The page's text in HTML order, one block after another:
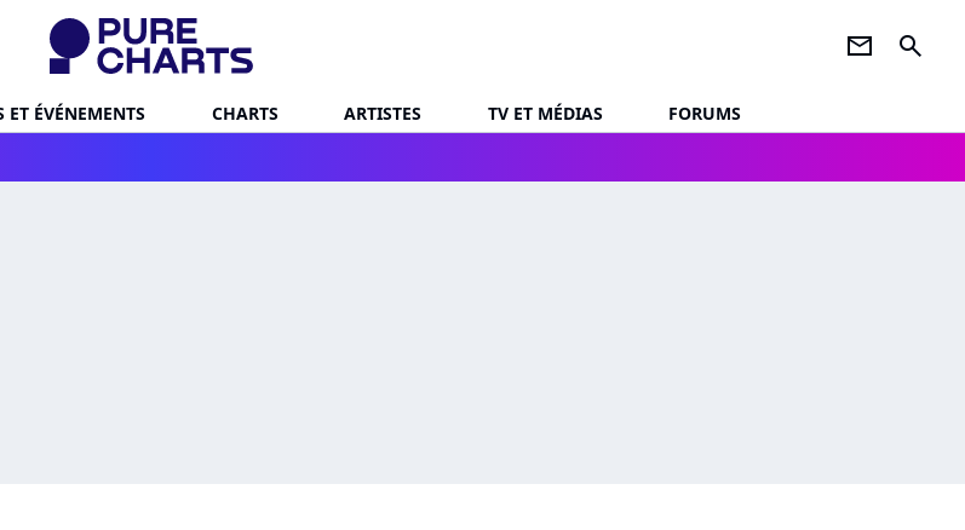
newsletter search
ET ÉVÉNEMENTS CHARTS ARTISTES TV ET MÉDIAS
FORUMS